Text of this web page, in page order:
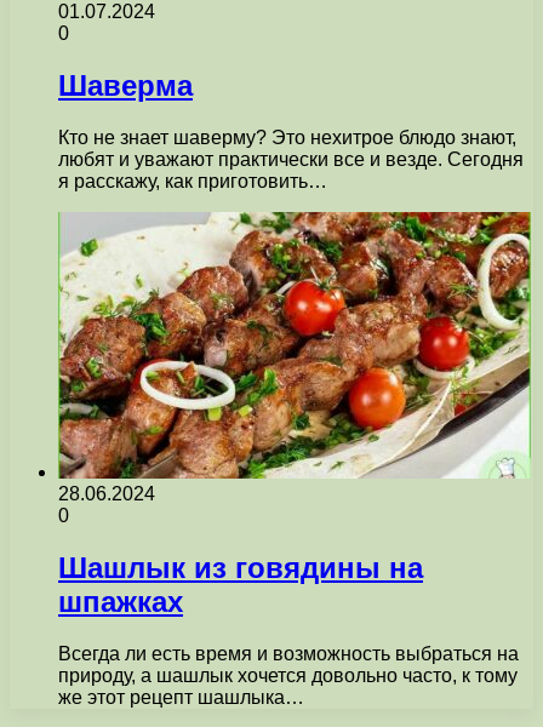
01.07.2024
0
Шаверма
Кто не знает шаверму? Это нехитрое блюдо знают,
любят и уважают практически все и везде. Сегодня
я расскажу, как приготовить…
28.06.2024
0
Шашлык из говядины на
шпажках
Всегда ли есть время и возможность выбраться на
природу, а шашлык хочется довольно часто, к тому
же этот рецепт шашлыка…